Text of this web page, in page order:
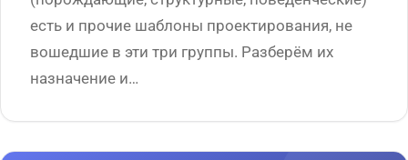
есть и прочие шаблоны проектирования, не
вошедшие в эти три группы. Разберём их
назначение и…